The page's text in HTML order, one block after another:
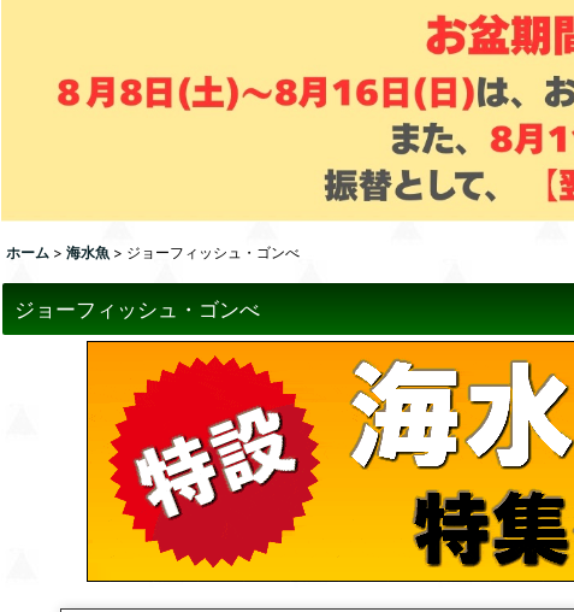
ホーム > 海水魚 > ジョーフィッシュ・ゴンべ
ジョーフィッシュ・ゴンべ